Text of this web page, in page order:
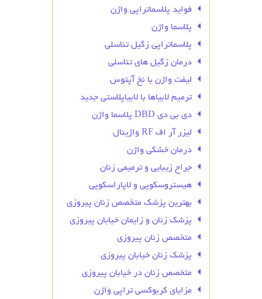
فواید پلاسماتراپی واژن
پلاسما واژن
پلاسماتراپی زگیل تناسلی
درمان زگیل‌ های تناسلی
لیفت واژن با نخ آپتوس
ترمیم لابیاها با لابیاپلاستی جدید
دی بی دی DBD پلاسما واژن
لیزر آر اف RF واژینال
درمان خشکی واژن
جراح زیبایی و ترمیمی زنان
هیستروسکوپی و لاپاراسکوپی
بهترین پزشک متخصص زنان پیروزی
پزشک زنان و زایمان خیابان پیروزی
متخصص زنان پیروزی
پزشک زنان خیابان پیروزی
متخصص زنان در خیابان پیروزی
مزایای کربوکسی تراپی واژن